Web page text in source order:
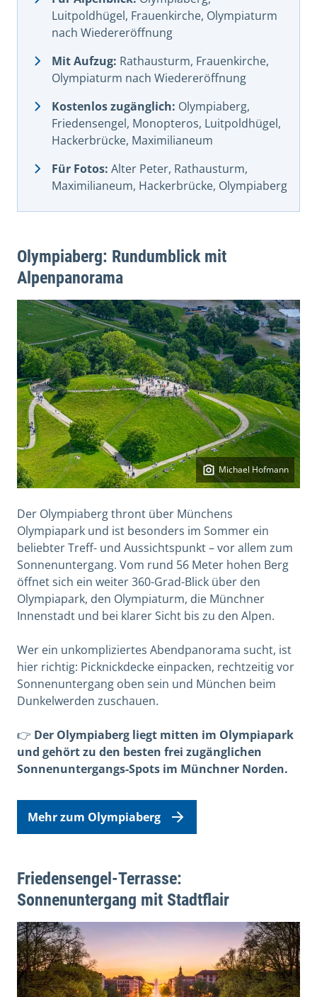
Luitpoldhügel, Frauenkirche, Olympiaturm
nach Wiedereröffnung
Mit Aufzug: Rathausturm, Frauenkirche,
Olympiaturm nach Wiedereröffnung
Kostenlos zugänglich: Olympiaberg,
Friedensengel, Monopteros, Luitpoldhügel,
Hackerbrücke, Maximilianeum
Für Fotos: Alter Peter, Rathausturm,
Maximilianeum, Hackerbrücke, Olympiaberg
Olympiaberg: Rundumblick mit
Alpenpanorama
Michael Hofmann
Der Olympiaberg thront über Münchens
Olympiapark und ist besonders im Sommer ein
beliebter Treff- und Aussichtspunkt – vor allem zum
Sonnenuntergang. Vom rund 56 Meter hohen Berg
öffnet sich ein weiter 360-Grad-Blick über den
Olympiapark, den Olympiaturm, die Münchner
Innenstadt und bei klarer Sicht bis zu den Alpen.
Wer ein unkompliziertes Abendpanorama sucht, ist
hier richtig: Picknickdecke einpacken, rechtzeitig vor
Sonnenuntergang oben sein und München beim
Dunkelwerden zuschauen.
👉 Der Olympiaberg liegt mitten im Olympiapark
und gehört zu den besten frei zugänglichen
Sonnenuntergangs-Spots im Münchner Norden.
Mehr zum Olympiaberg
Friedensengel-Terrasse:
Sonnenuntergang mit Stadtflair